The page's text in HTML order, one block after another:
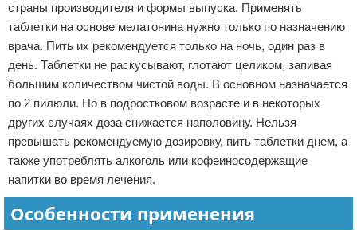
страны производителя и формы выпуска. Применять
таблетки на основе мелатонина нужно только по назначению
врача. Пить их рекомендуется только на ночь, один раз в
день. Таблетки не раскусывают, глотают целиком, запивая
большим количеством чистой воды. В основном назначается
по 2 пилюли. Но в подростковом возрасте и в некоторых
других случаях доза снижается наполовину. Нельзя
превышать рекомендуемую дозировку, пить таблетки днем, а
также употреблять алкоголь или кофеиносодержащие
напитки во время лечения.
Особенности применения